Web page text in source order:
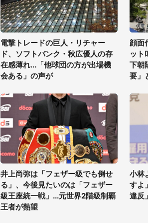
電撃トレードの巨人・リチャー
ド、ソフトバンク・秋広優人の存
在感薄れ...「他球団の方が出場機
会ある」の声が
顔面
ット
下朝
要」
井上尚弥は「フェザー級でも倒せ
る」、今後見たいのは「フェザー
級王座統一戦」...元世界2階級制覇
王者が熱望
小林
すよ
違反